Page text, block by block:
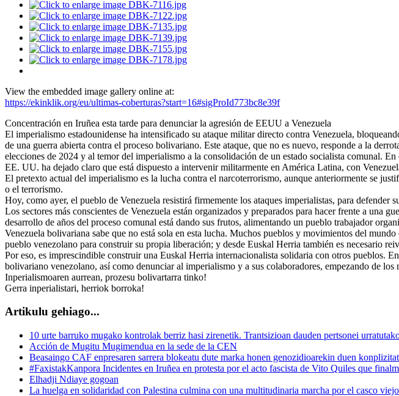
View the embedded image gallery online at:
https://ekinklik.org/eu/ultimas-coberturas?start=16#sigProId773bc8e39f
Concentración en Iruñea esta tarde para denunciar la agresión de EEUU a Venezuela
El imperialismo estadounidense ha intensificado su ataque militar directo contra Venezuela,
de una guerra abierta contra el proceso bolivariano. Este ataque, que no es nuevo, responde a la
elecciones de 2024 y al temor del imperialismo a la consolidación de un estado socialista comunal.
EE. UU. ha dejado claro que está dispuesto a intervenir militarmente en América Latina, con
El pretexto actual del imperialismo es la lucha contra el narcoterrorismo, aunque anteriormente se
o el terrorismo.
Hoy, como ayer, el pueblo de Venezuela resistirá firmemente los ataques imperialistas, para defender
Los sectores más conscientes de Venezuela están organizados y preparados para hacer frente a una
desarrollo de años del proceso comunal está dando sus frutos, alimentando un pueblo trabajador
Venezuela bolivariana sabe que no está sola en esta lucha. Muchos pueblos y movimientos del
pueblo venezolano para construir su propia liberación; y desde Euskal Herria también es necesario
Por eso, es imprescindible construir una Euskal Herria internacionalista solidaria con otros pueblos.
bolivariano venezolano, así como denunciar al imperialismo y a sus colaboradores, empezando de los
Inperialismoaren aurrean, prozesu bolivartarra tinko!
Gerra inperialistari, herriok borroka!
Artikulu gehiago...
10 urte barruko mugako kontrolak berriz hasi zirenetik. Trantsizioan dauden pertsonei
Acción de Mugitu Mugimendua en la sede de la CEN
Beasaingo CAF enpresaren sarrera blokeatu dute marka honen genozidioarekin duen
#FaxistakKanpora Incidentes en Iruñea en protesta por el acto fascista de Vito Quiles que
Elhadji Ndiaye gogoan
La huelga en solidaridad con Palestina culmina con una multitudinaria marcha por el casco